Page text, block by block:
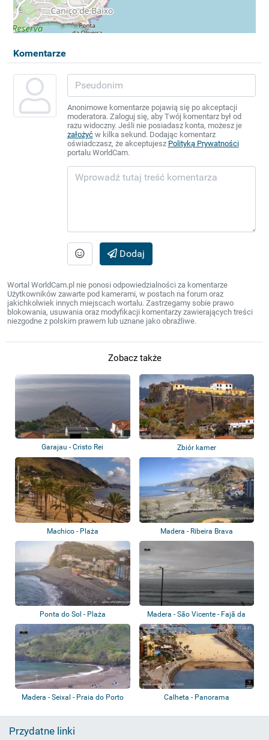
Komentarze
Anonimowe komentarze pojawią się po akceptacji
moderatora. Zaloguj się, aby Twój komentarz był od
razu widoczny. Jeśli nie posiadasz konta, możesz je
założyćw kilka sekund. Dodając komentarz
oświadczasz, że akceptujesz Polityką Prywatności
portalu WorldCam.
Dodaj
Wortal WorldCam.pl nie ponosi odpowiedzialności za komentarze
Użytkowników zawarte pod kamerami, w postach na forum oraz
jakichkolwiek innych miejscach wortalu. Zastrzegamy sobie prawo
blokowania, usuwania oraz modyfikacji komentarzy zawierających treści
niezgodne z polskim prawem lub uznane jako obraźliwe.
Zobacz także
Garajau - Cristo Rei Zbiór kamer
Machico - Plaża Madera - Ribeira Brava
Ponta do Sol - Plaża
Madera - São Vicente - Fajã da
Areia
Madera - Seixal - Praia do Porto Calheta - Panorama
Przydatne linki